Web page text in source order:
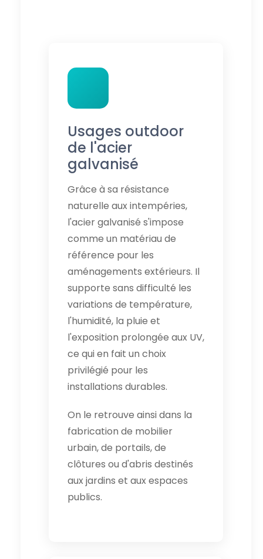
Usages outdoor
de l'acier
galvanisé
Grâce à sa résistance
naturelle aux intempéries,
l'acier galvanisé s'impose
comme un matériau de
référence pour les
aménagements extérieurs. Il
supporte sans difficulté les
variations de température,
l'humidité, la pluie et
l'exposition prolongée aux UV,
ce qui en fait un choix
privilégié pour les
installations durables.
On le retrouve ainsi dans la
fabrication de mobilier
urbain, de portails, de
clôtures ou d'abris destinés
aux jardins et aux espaces
publics.